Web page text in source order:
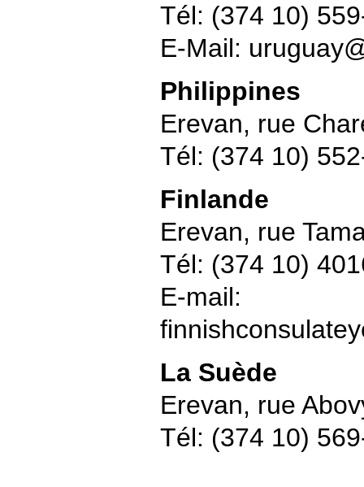
Tél: (374 10)
E-Mail:
Philippines
Erevan, rue
Tél: (374 10)
Finlande
Erevan, rue
Tél: (374 10)
E-mail:
La Suède
Erevan, rue
Tél: (374 10)